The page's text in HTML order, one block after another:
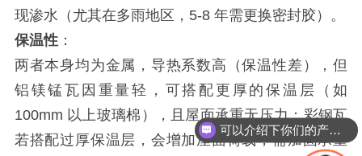
现渗水（尤其在多雨地区，5-8 年需更换密封胶）。
保温性：
两者本身均为金属，导热系数高（保温性差），但
铝镁锰瓦因重量轻，可搭配更厚的保温层（如
100mm 以上玻璃棉），且屋面承重无压力；彩钢瓦
若搭配过厚保温层，会增加屋面荷载，需加固承重
可以介绍下你们的产品么？